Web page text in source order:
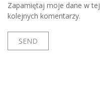
Zapamiętaj moje dane w
kolejnych komentarzy.